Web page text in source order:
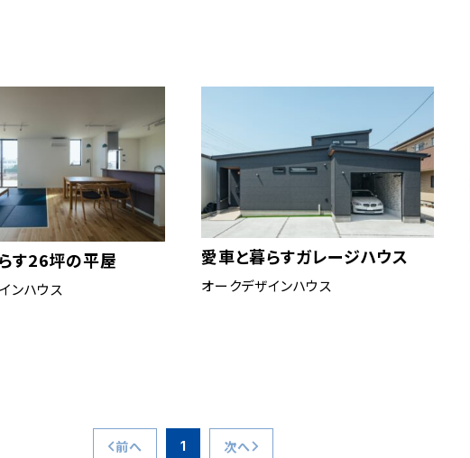
す26坪の平屋
ンハウス
愛車と暮らすガレージハウス
オークデザインハウス
前へ 次へ
1